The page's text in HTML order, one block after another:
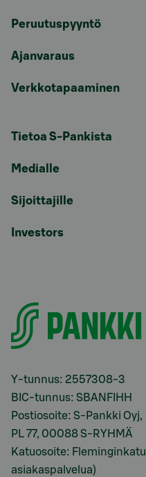
Peruutuspyyntö
Ajanvaraus
Verkkotapaaminen
Tietoa S-Pankista
Medialle
Sijoittajille
Investors
Y-tunnus: 2557308-3
BIC-tunnus: SBANFIHH
Postiosoite: S-Pankki Oyj,
PL 77, 00088 S-RYHMÄ
Katuosoite:
asiakaspalvelua)